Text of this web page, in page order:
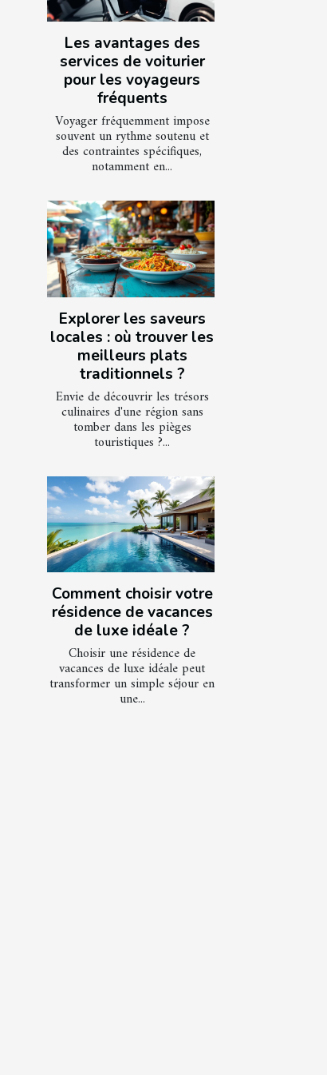
Les avantages des
services de voiturier
pour les voyageurs
fréquents
Voyager fréquemment impose
souvent un rythme soutenu et
des contraintes spécifiques,
notamment en...
Explorer les saveurs
locales : où trouver les
meilleurs plats
traditionnels ?
Envie de découvrir les trésors
culinaires d'une région sans
tomber dans les pièges
touristiques ?...
Comment choisir votre
résidence de vacances
de luxe idéale ?
Choisir une résidence de
vacances de luxe idéale peut
transformer un simple séjour en
une...